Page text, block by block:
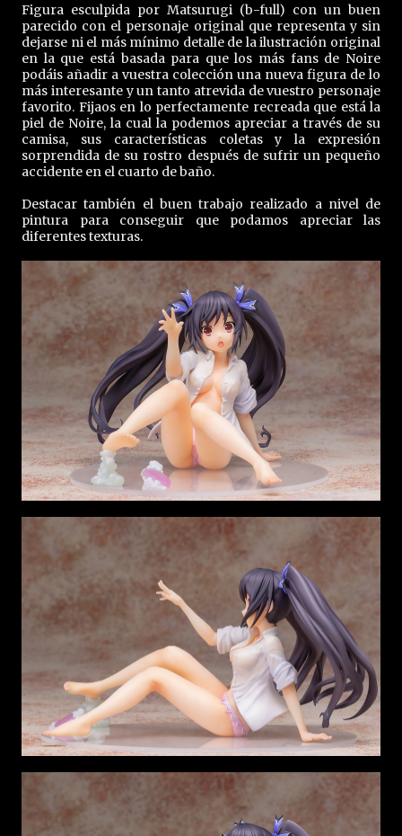
Figura esculpida por Matsurugi (b-full) con un buen
parecido con el personaje original que representa y sin
dejarse ni el más mínimo detalle de la ilustración original
en la que está basada para que los más fans de Noire
podáis añadir a vuestra colección una nueva figura de lo
más interesante y un tanto atrevida de vuestro personaje
favorito. Fijaos en lo perfectamente recreada que está la
piel de Noire, la cual la podemos apreciar a través de su
camisa, sus características coletas y la expresión
sorprendida de su rostro después de sufrir un pequeño
accidente en el cuarto de baño.
Destacar también el buen trabajo realizado a nivel de
pintura para conseguir que podamos apreciar las
diferentes texturas.